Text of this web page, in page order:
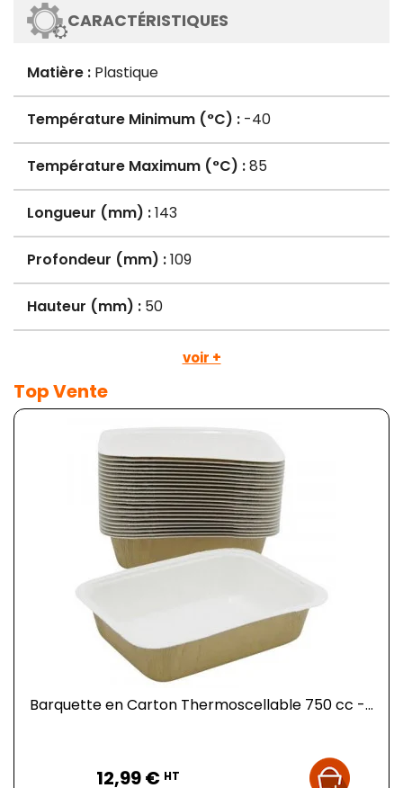
CARACTÉRISTIQUES
Matière : Plastique
Température Minimum (°C) : -40
Température Maximum (°C) :85
Longueur (mm) :143
Profondeur (mm) :109
Hauteur (mm) : 50
voir +
Top Vente
Barquette en Carton Thermoscellable 750 cc -...
12,99 € HT